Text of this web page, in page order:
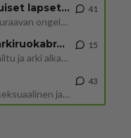
Uusioperheen aikuiset lapset tyhjentää jääkaapin käydessään
Miten selvittäisitte seuraavan ongelman, meillä on uusioperhe, minulla teini-ikäiset lapset ja puolisolla aikuiset, jotk
41
GALLUP: Mikä on arkiruokabravuurisi?
Lomat on monella lomailtu ja arki alkaa. Se voi tarkoittaa myös sitä, että grillailut on grillattu ja palataan arjen ruo
15
Miksi se että mies on seksuaalinen ja haluaa seksiä ja te olette hänen mielestänne haluttava on vastenmielistä? Mikä sii
43